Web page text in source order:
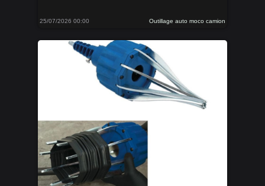
25/07/2026 00:00 Outillage auto moco camion